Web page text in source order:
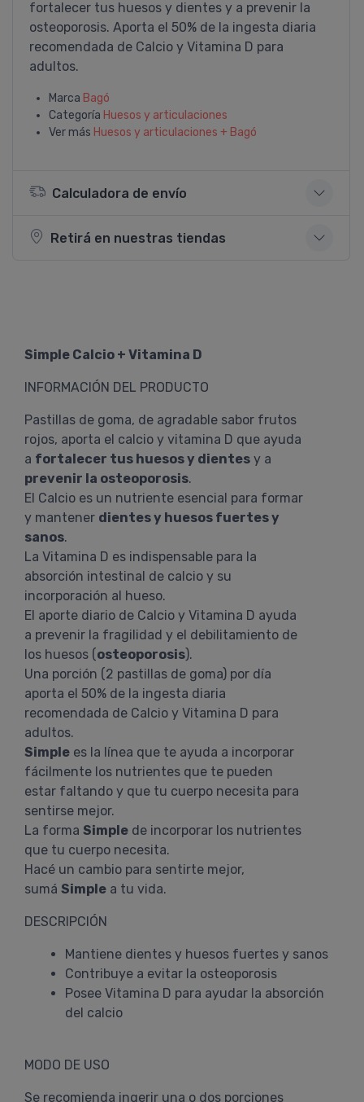
fortalecer tus huesos y dientes y a prevenir la
osteoporosis. Aporta el 50% de la ingesta diaria
recomendada de Calcio y Vitamina D para
adultos.
Marca Bagó
Categoría Huesos y articulaciones
Ver más Huesos y articulaciones + Bagó
Calculadora de envío
Retirá en nuestras tiendas
Simple Calcio + Vitamina D
INFORMACIÓN DEL PRODUCTO
Pastillas de goma, de agradable sabor frutos
rojos, aporta el calcio y vitamina D que ayuda
a fortalecer tus huesos y dientes y a
prevenir la osteoporosis.
El Calcio es un nutriente esencial para formar
y mantener dientes y huesos fuertes y
sanos.
La Vitamina D es indispensable para la
absorción intestinal de calcio y su
incorporación al hueso.
El aporte diario de Calcio y Vitamina D ayuda
a prevenir la fragilidad y el debilitamiento de
los huesos (osteoporosis).
Una porción (2 pastillas de goma) por día
aporta el 50% de la ingesta diaria
recomendada de Calcio y Vitamina D para
adultos.
Simple es la línea que te ayuda a incorporar
fácilmente los nutrientes que te pueden
estar faltando y que tu cuerpo necesita para
sentirse mejor.
La forma Simple de incorporar los nutrientes
que tu cuerpo necesita.
Hacé un cambio para sentirte mejor,
sumá Simple a tu vida.
DESCRIPCIÓN
Mantiene dientes y huesos fuertes y sanos
Contribuye a evitar la osteoporosis
Posee Vitamina D para ayudar la absorción
del calcio
MODO DE USO
Se recomienda ingerir una o dos porciones